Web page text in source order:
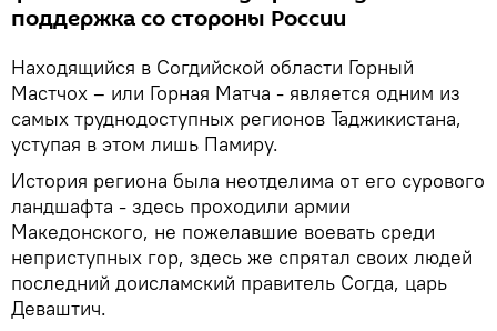
поддержка со стороны России
Находящийся в Согдийской области Горный
Мастчох – или Горная Матча - является одним из
самых труднодоступных регионов Таджикистана,
уступая в этом лишь Памиру.
История региона была неотделима от его сурового
ландшафта - здесь проходили армии
Македонского, не пожелавшие воевать среди
неприступных гор, здесь же спрятал своих людей
последний доисламский правитель Согда, царь
Деваштич.